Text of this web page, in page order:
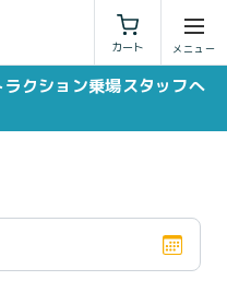
カート
特定商取引法に基づく表示
クション乗場スタッフへ